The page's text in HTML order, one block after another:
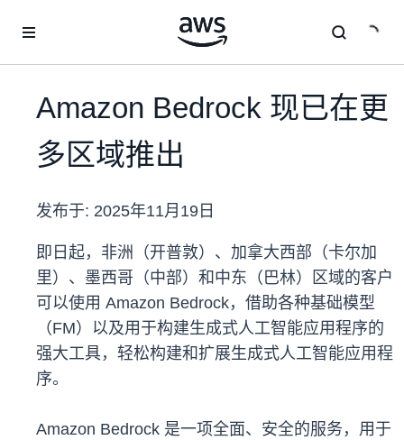
Amazon Bedrock 现已在更
多区域推出
发布于: 2025年11月19日
即日起，非洲（开普敦）、加拿大西部（卡尔加
里）、墨西哥（中部）和中东（巴林）区域的客户
可以使用 Amazon Bedrock，借助各种基础模型
（FM）以及用于构建生成式人工智能应用程序的
强大工具，轻松构建和扩展生成式人工智能应用程
序。
Amazon Bedrock 是一项全面、安全的服务，用于